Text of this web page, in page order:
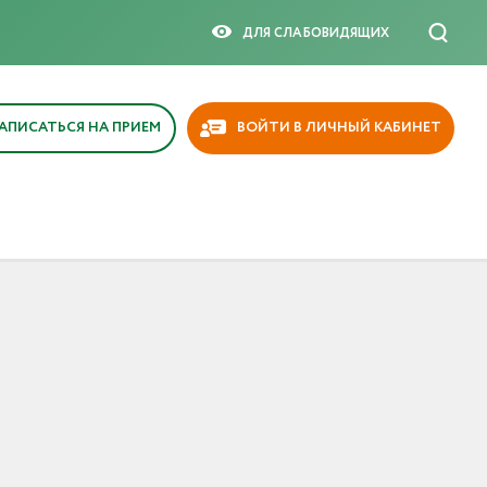
ДЛЯ СЛАБОВИДЯЩИX
НА ПРИЕМ ВОЙТИ В ЛИЧНЫЙ КАБИНЕТ